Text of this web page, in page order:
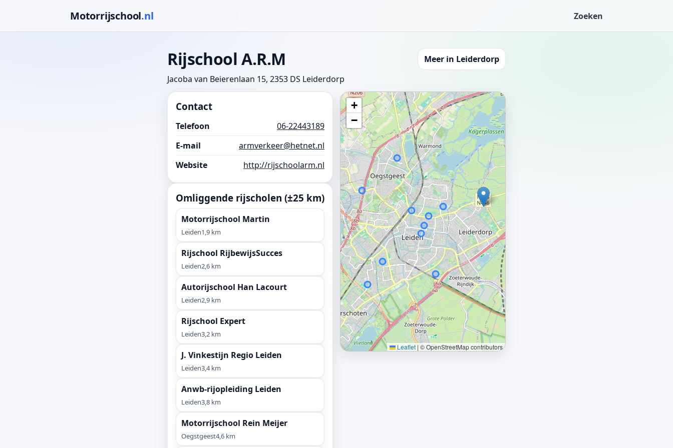
Motorrijschool.nl Zoeken
Rijschool A.R.M
Jacoba van Beierenlaan 15, 2353 DS Leiderdorp
Meer in Leiderdorp
Contact
Telefoon
06-22443189
E-mail
armverkeer@hetnet.nl
Website
http://rijschoolarm.nl
Omliggende rijscholen (±25 km)
Motorrijschool Martin
Leiden1,9 km
Rijschool RijbewijsSucces
Leiden2,6 km
Autorijschool Han Lacourt
Leiden2,9 km
Rijschool Expert
Leiden3,2 km
J. Vinkestijn Regio Leiden
Leiden3,4 km
Anwb-rijopleiding Leiden
Leiden3,8 km
Motorrijschool Rein Meijer
Oegstgeest4,6 km
+
−
Leaflet |© OpenStreetMap contributors